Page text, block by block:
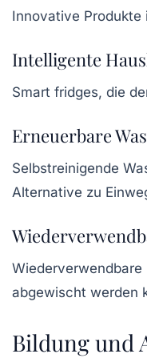
Innovative Produkte
Intelligente
Smart fridges, die
Erneuerbare
Selbstreinigende
Alternative zu
abgewischt werden
Bildung und